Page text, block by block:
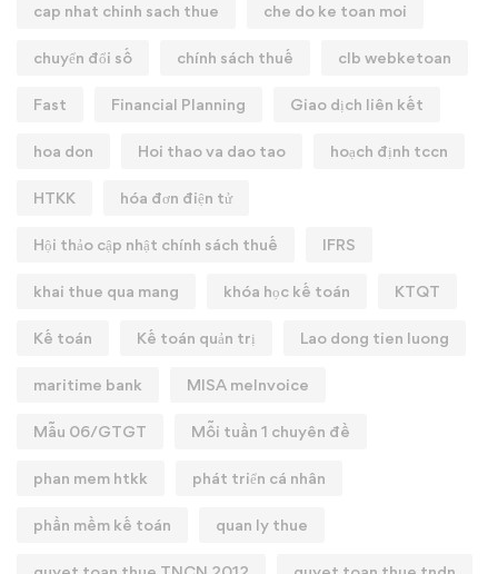
cap nhat chinh sach thue che do ke toan moi
chuyển đổi số chính sách thuế clb webketoan
Fast Financial Planning Giao dịch liên kết
hoa don Hoi thao va dao tao hoạch định tccn
HTKK hóa đơn điện tử
Hội thảo cập nhật chính sách thuế IFRS
khai thue qua mang khóa học kế toán KTQT
Kế toán Kế toán quản trị Lao dong tien luong
maritime bank MISA meInvoice
Mẫu 06/GTGT Mỗi tuần 1 chuyên đề
phan mem htkk phát triển cá nhân
phần mềm kế toán quan ly thue